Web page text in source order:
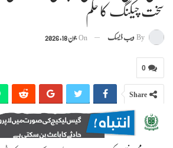
سخت چیکنگ کا حکم
By ویب ڈیسک On جون 18, 2026
0
Share